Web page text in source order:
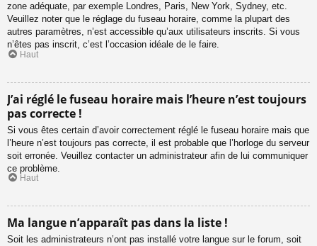
zone adéquate, par exemple Londres, Paris, New York, Sydney, etc.
Veuillez noter que le réglage du fuseau horaire, comme la plupart des
autres paramètres, n’est accessible qu’aux utilisateurs inscrits. Si vous
n’êtes pas inscrit, c’est l’occasion idéale de le faire.
Haut
J’ai réglé le fuseau horaire mais l’heure n’est toujours
pas correcte !
Si vous êtes certain d’avoir correctement réglé le fuseau horaire mais que
l’heure n’est toujours pas correcte, il est probable que l’horloge du serveur
soit erronée. Veuillez contacter un administrateur afin de lui communiquer
ce problème.
Haut
Ma langue n’apparaît pas dans la liste !
Soit les administrateurs n’ont pas installé votre langue sur le forum, soit